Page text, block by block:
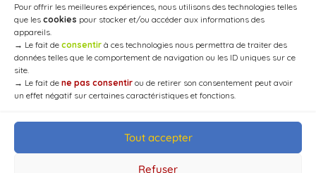
Pour offrir les meilleures expériences, nous utilisons des technologies telles
que les cookies pour stocker et/ou accéder aux informations des
appareils.
→ Le fait de consentir à ces technologies nous permettra de traiter des
données telles que le comportement de navigation ou les ID uniques sur ce
site.
→ Le fait de ne pas consentir ou de retirer son consentement peut avoir
un effet négatif sur certaines caractéristiques et fonctions.
Tout accepter
Refuser
symbole de…
© Mairie de Chaource [2004-2024] | Tous droits réservés.
Developed byWEB3-DESIGN